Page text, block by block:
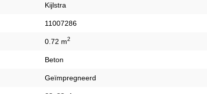
Kijlstra
11007286
0.72 m2
Beton
Geïmpregneerd